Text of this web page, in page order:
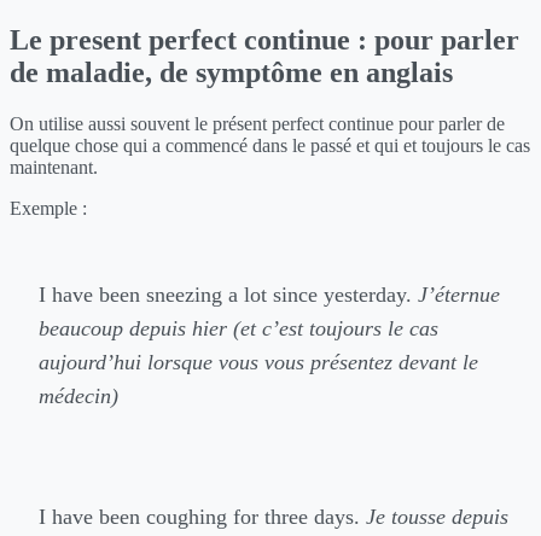
Le present perfect continue : pour parler
de maladie, de symptôme en anglais
On utilise aussi souvent le présent perfect continue pour parler de
quelque chose qui a commencé dans le passé et qui et toujours le cas
maintenant.
Exemple :
I have been sneezing a lot since yesterday. J’éternue
beaucoup depuis hier (et c’est toujours le cas
aujourd’hui lorsque vous vous présentez devant le
médecin)
I have been coughing for three days. Je tousse depuis